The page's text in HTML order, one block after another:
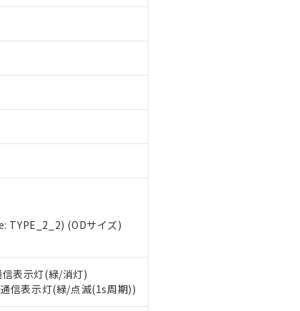
TYPE_2_2) (ODサイズ)
表示灯(緑/消灯)
信表示灯(緑/点滅(1s周期))
含有に対応した製品が提供可能な商品です。
に対応した製品に切り替える予定のある商品です。
含有に非対応の商品で、対応品を出す予定はありません。
含有の対応状況を調査中または確認中の商品です。
物質有無と関係のない商品です。
たものが、含有品と判明した場合などやむを得ず変更すること